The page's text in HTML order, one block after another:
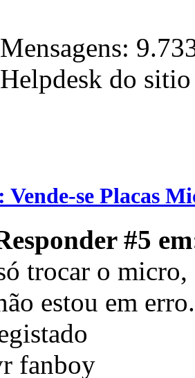
Mensagens:
Helpdesk do sitio
Vende-se Placas
#5
trocar o
estou em erro.
fanboy